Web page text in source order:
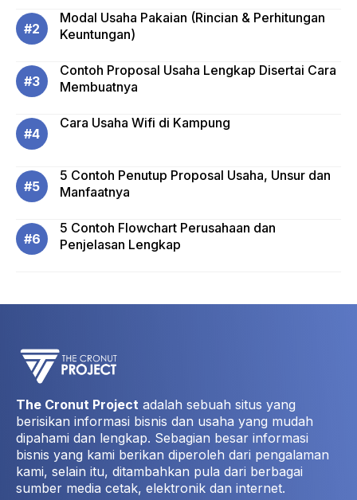
Modal Usaha Pakaian (Rincian & Perhitungan
Keuntungan)
Contoh Proposal Usaha Lengkap Disertai Cara
Membuatnya
Cara Usaha Wifi di Kampung
5 Contoh Penutup Proposal Usaha, Unsur dan
Manfaatnya
5 Contoh Flowchart Perusahaan dan
Penjelasan Lengkap
The Cronut Project adalah sebuah situs yang
berisikan informasi bisnis dan usaha yang mudah
dipahami dan lengkap. Sebagian besar informasi
bisnis yang kami berikan diperoleh dari pengalaman
kami, selain itu, ditambahkan pula dari berbagai
sumber media cetak, elektronik dan internet.